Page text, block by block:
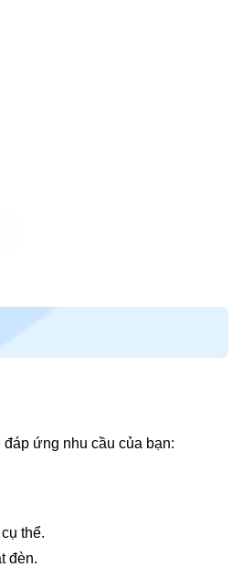
ứng nhu cầu của bạn:
thể.
đèn.